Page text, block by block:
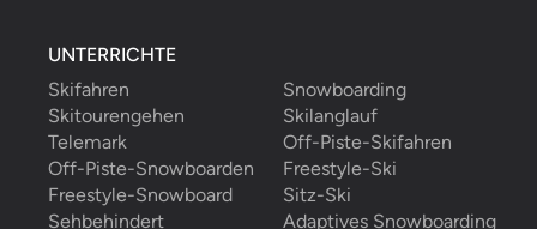
UNTERRICHTE
Skifahren
Snowboarding
Skitourengehen
Skilanglauf
Telemark
Off-Piste-Skifahren
Off-Piste-Snowboarden
Freestyle-Ski
Freestyle-Snowboard
Sitz-Ski
Sehbehindert
Adaptives Snowboarding